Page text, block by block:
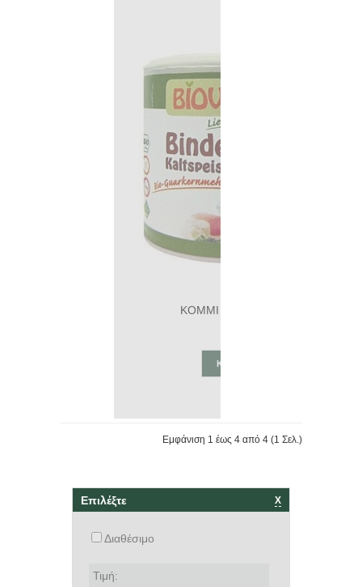
ΚΟΜΜΙ GUAR 100gr
ΚΑΛΆΘΙ
Εμφάνιση 1 έως 4 από 4 (1 Σελ.)
Επιλέξτε Χ
Διαθέσιμο
Τιμή: